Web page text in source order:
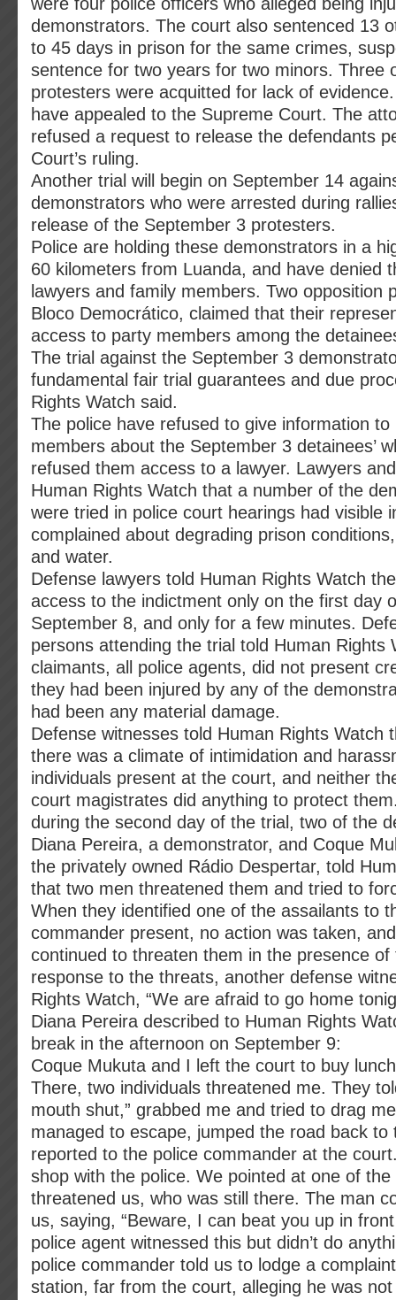
demonstrators. The court also sentenced 13
to 45 days in prison for the same crimes,
sentence for two years for two minors. Three
protesters were acquitted for lack of
have appealed to the Supreme Court. The
refused a request to release the defendants
Court’s ruling.
Another trial will begin on September 14
demonstrators who were arrested during
release of the September 3 protesters.
Police are holding these demonstrators in a
60 kilometers from Luanda, and have denied
lawyers and family members. Two opposition
Bloco Democrático, claimed that their
access to party members among the
The trial against the September 3
fundamental fair trial guarantees and due
Rights Watch said.
The police have refused to give information
members about the September 3 detainees’
refused them access to a lawyer. Lawyers
Human Rights Watch that a number of the
were tried in police court hearings had visible
complained about degrading prison
and water.
Defense lawyers told Human Rights Watch
access to the indictment only on the first day
September 8, and only for a few minutes.
persons attending the trial told Human Rights
claimants, all police agents, did not present
they had been injured by any of the
had been any material damage.
Defense witnesses told Human Rights Watch
there was a climate of intimidation and
individuals present at the court, and neither
court magistrates did anything to protect
during the second day of the trial, two of the
Diana Pereira, a demonstrator, and Coque
the privately owned Rádio Despertar, told
that two men threatened them and tried to
When they identified one of the assailants to
commander present, no action was taken,
continued to threaten them in the presence of
response to the threats, another defense
Rights Watch, “We are afraid to go home
Diana Pereira described to Human Rights
break in the afternoon on September 9:
Coque Mukuta and I left the court to buy
There, two individuals threatened me. They
mouth shut,” grabbed me and tried to drag
managed to escape, jumped the road back to
reported to the police commander at the
shop with the police. We pointed at one of the
threatened us, who was still there. The man
us, saying, “Beware, I can beat you up in
police agent witnessed this but didn’t do
police commander told us to lodge a
station, far from the court, alleging he was